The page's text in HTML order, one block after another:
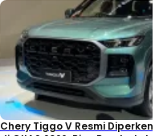
Chery Tiggo V Resmi